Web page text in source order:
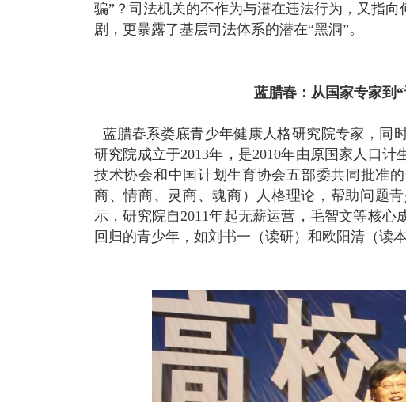
骗”？司法机关的不作为与潜在违法行为，又指
剧，更暴露了基层司法体系的潜在“黑洞”。
蓝腊春：从国家专家到
蓝腊春系娄底青少年健康人格研究院专家，同
研究院成立于2013年，是2010年由原国家人口
技术协会和中国计划生育协会五部委共同批准
商、情商、灵商、魂商）人格理论，帮助问题
示，研究院自2011年起无薪运营，毛智文等核
回归的青少年，如刘书一（读研）和欧阳清（读本